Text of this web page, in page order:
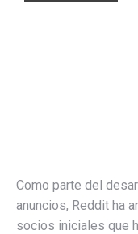
Como parte del
anuncios, Reddit ha
socios iniciales que